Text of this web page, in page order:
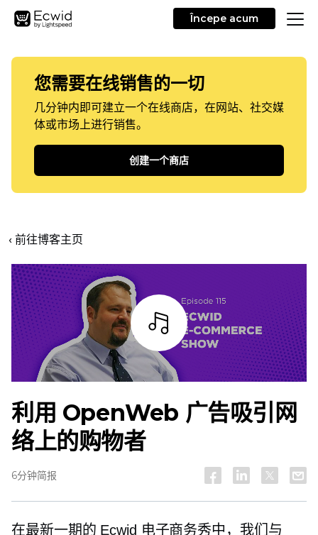
Începe acum
您需要在线销售的一切
几分钟内即可建立一个在线商店，在网站、社交媒
体或市场上进行销售。
创建一个商店
‹ 前往博客主页
试听
利用 OpenWeb 广告吸引网
络上的购物者
6分钟简报
在最新一期的 Ecwid 电子商务秀中，我们与